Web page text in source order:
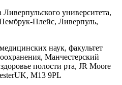
университета,
Плейс, Ливерпуль,
наук, факультет
Манчестерский
полости рта, JR Moore
M13 9PL